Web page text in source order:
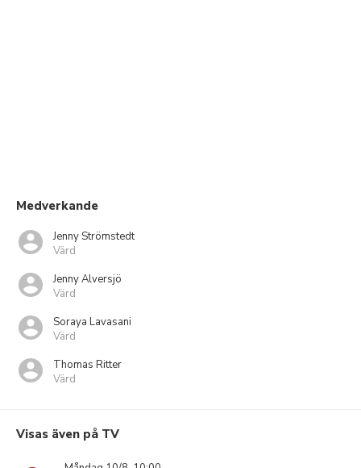
Medverkande
Jenny Strömstedt
Värd
Jenny Alversjö
Värd
Soraya Lavasani
Värd
Thomas Ritter
Värd
Visas även på TV